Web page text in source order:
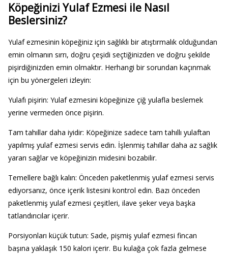
Köpeğinizi Yulaf Ezmesi ile Nasıl
Beslersiniz?
Yulaf ezmesinin köpeğiniz için sağlıklı bir atıştırmalık olduğundan
emin olmanın sırrı, doğru çeşidi seçtiğinizden ve doğru şekilde
pişirdiğinizden emin olmaktır. Herhangi bir sorundan kaçınmak
için bu yönergeleri izleyin:
Yulafı pişirin: Yulaf ezmesini köpeğinize çiğ yulafla beslemek
yerine vermeden önce pişirin.
Tam tahıllar daha iyidir: Köpeğinize sadece tam tahıllı yulaftan
yapılmış yulaf ezmesi servis edin. İşlenmiş tahıllar daha az sağlık
yararı sağlar ve köpeğinizin midesini bozabilir.
Temellere bağlı kalın: Önceden paketlenmiş yulaf ezmesi servis
ediyorsanız, önce içerik listesini kontrol edin. Bazı önceden
paketlenmiş yulaf ezmesi çeşitleri, ilave şeker veya başka
tatlandırıcılar içerir.
Porsiyonları küçük tutun: Sade, pişmiş yulaf ezmesi fincan
başına yaklaşık 150 kalori içerir. Bu kulağa çok fazla gelmese